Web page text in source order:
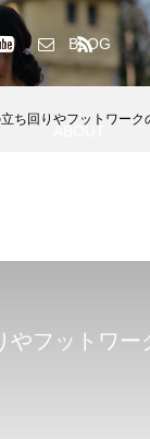
BLOG
ABOUT
ち回りやフットワー
やフットワ